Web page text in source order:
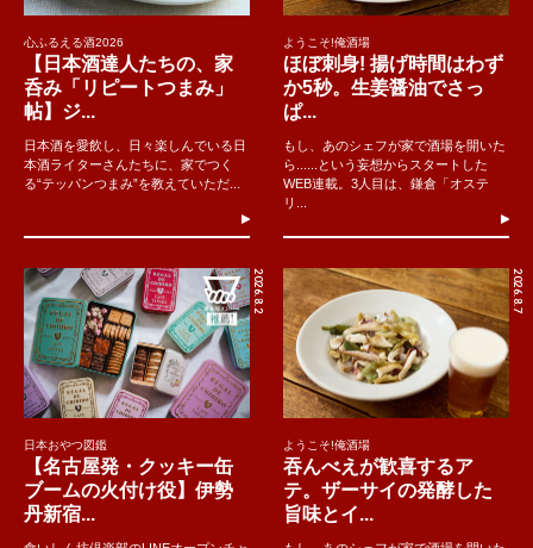
心ふるえる酒2026
【日本酒達人たちの、家
呑み「リピートつまみ」
帖】ジ...
日本酒を愛飲し、日々楽しんでいる日
本酒ライターさんたちに、家でつく
る“テッパンつまみ”を教えていただ...
ようこそ!俺酒場
ほぼ刺身! 揚げ時間はわず
か5秒。生姜醤油でさっ
ぱ...
もし、あのシェフが家で酒場を開いた
ら......という妄想からスタートした
WEB連載。3人目は、鎌倉「オステ
リ...
2026.8.2
日本おやつ図鑑
【名古屋発・クッキー缶
ブームの火付け役】伊勢
丹新宿...
2026.8.7
ようこそ!俺酒場
吞んべえが歓喜するア
テ。ザーサイの発酵した
旨味とイ...